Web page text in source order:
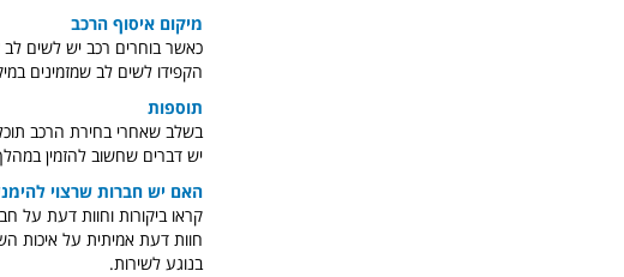
מיקום איסוף הרכב
כאשר בוחרים רכב יש לשים לב
הקפידו לשים לב שמזמינים
תוספות
בשלב שאחרי בחירת הרכב
יש דברים שחשוב להזמין
האם יש חברות שרצוי
חוות דעת אמיתית על איכות
בנוגע לשירות.